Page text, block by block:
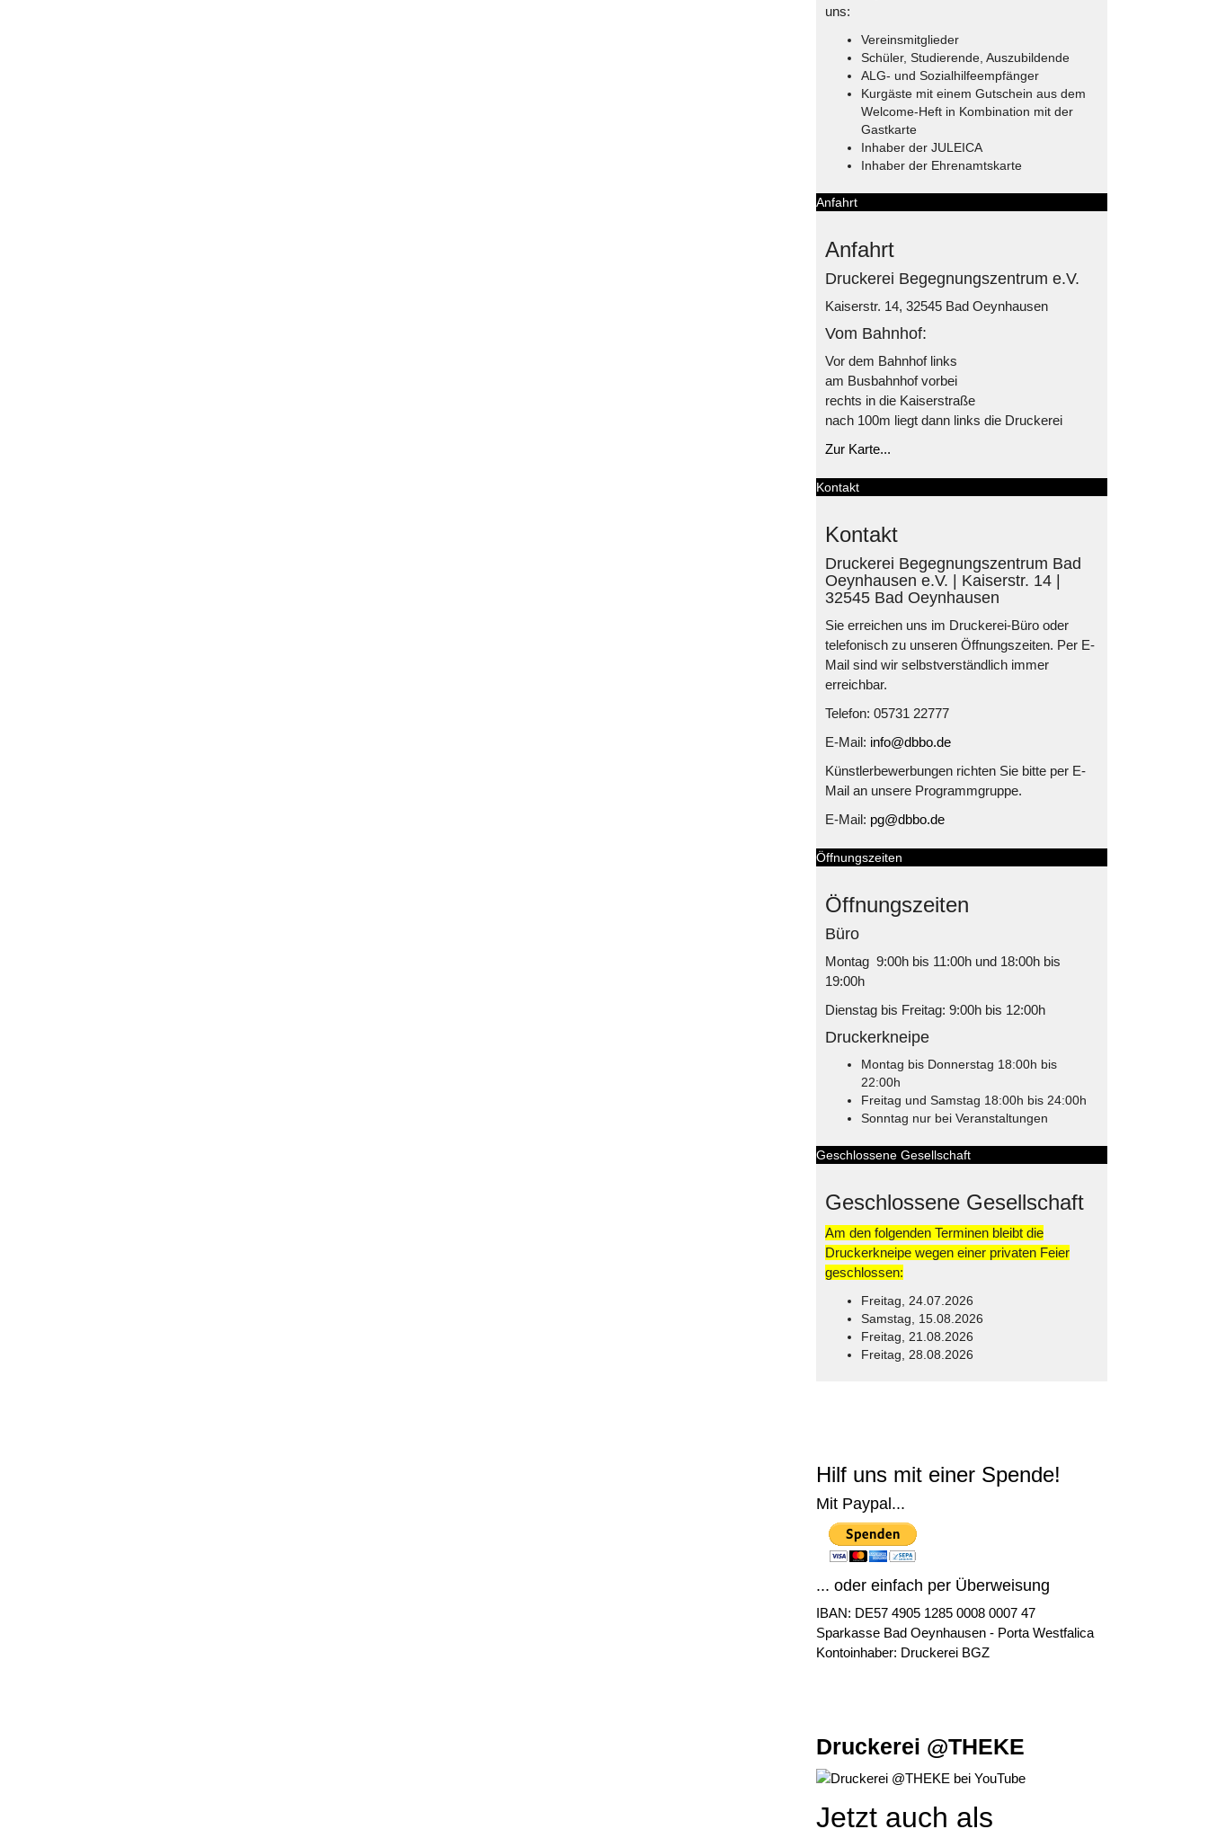
uns:
Vereinsmitglieder
Schüler, Studierende, Auszubildende
ALG- und Sozialhilfeempfänger
Kurgäste mit einem Gutschein aus dem
Welcome-Heft in Kombination mit der
Gastkarte
Inhaber der JULEICA
Inhaber der Ehrenamtskarte
Anfahrt
Anfahrt
Druckerei Begegnungszentrum e.V.
Kaiserstr. 14, 32545 Bad Oeynhausen
Vom Bahnhof:
Vor dem Bahnhof links
am Busbahnhof vorbei
rechts in die Kaiserstraße
nach 100m liegt dann links die Druckerei
Zur Karte...
Kontakt
Kontakt
Druckerei Begegnungszentrum Bad
Oeynhausen e.V. | Kaiserstr. 14 |
32545 Bad Oeynhausen
Sie erreichen uns im Druckerei-Büro oder
telefonisch zu unseren Öffnungszeiten. Per E-
Mail sind wir selbstverständlich immer
erreichbar.
Telefon: 05731 22777
E-Mail: info@dbbo.de
Künstlerbewerbungen richten Sie bitte per E-
Mail an unsere Programmgruppe.
E-Mail: pg@dbbo.de
Öffnungszeiten
Öffnungszeiten
Büro
Montag 9:00h bis 11:00h und 18:00h bis
19:00h
Dienstag bis Freitag: 9:00h bis 12:00h
Druckerkneipe
Montag bis Donnerstag 18:00h bis
22:00h
Freitag und Samstag 18:00h bis 24:00h
Sonntag nur bei Veranstaltungen
Geschlossene Gesellschaft
Geschlossene Gesellschaft
Am den folgenden Terminen bleibt die
Druckerkneipe wegen einer privaten Feier
geschlossen:
Freitag, 24.07.2026
Samstag, 15.08.2026
Freitag, 21.08.2026
Freitag, 28.08.2026
Hilf uns mit einer Spende!
Mit Paypal...
... oder einfach per Überweisung
IBAN: DE57 4905 1285 0008 0007 47
Sparkasse Bad Oeynhausen - Porta Westfalica
Kontoinhaber: Druckerei BGZ
Druckerei @THEKE
Jetzt auch als